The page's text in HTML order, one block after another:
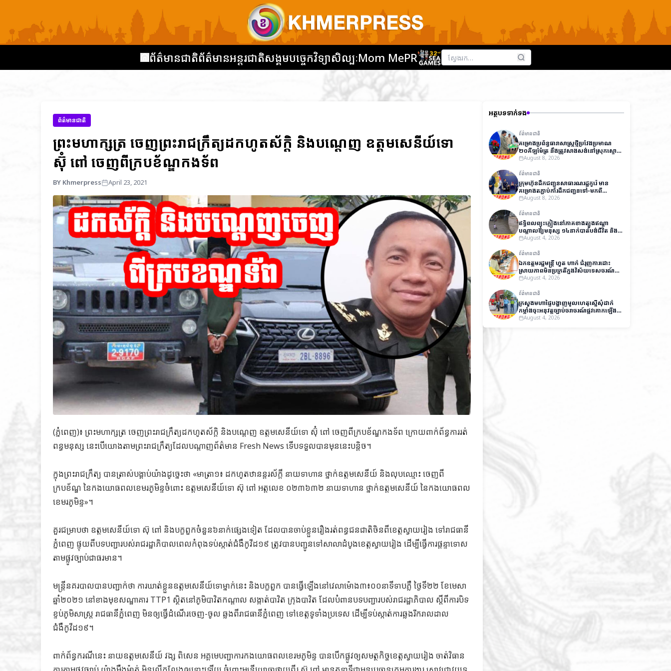
ព័ត៌មានជាតិព័ត៌មានអន្តរជាតិសង្គមបច្ចេកវិទ្យាសិល្បៈMom MePR
ព័ត៌មានជាតិ
ព្រះមហាក្សត្រ ចេញព្រះរាជក្រឹត្យដកហូតស័ក្ដិ និងបណ្ដេញ ឧត្តមសេនីយ៍ទោ
ស៊ុំ ពៅ ចេញពីក្របខ័ណ្ឌកងទ័ព
BY Khmerpress April 23, 2021
(ភ្នំពេញ)៖ ព្រះមហាក្សត្រ ចេញព្រះរាជក្រឹត្យដកហូតស័ក្ដិ និងបណ្ដេញ ឧត្តមសេនីយ៍ទោ ស៊ុំ ពៅ ចេញពីក្របខ័ណ្ឌកងទ័ព ក្រោយពាក់ព័ន្ធការរត់
ពន្ធមនុស្ស នេះបើយោងតាមព្រះរាជក្រឹត្យដែលបណ្តាញព័ត៌មាន Fresh News ទើបទទួលបានមុននេះបន្តិច។
ក្នុងព្រះរាជក្រឹត្យ បានត្រាស់បង្គាប់យ៉ាងដូច្នេះថា «មាត្រា១៖ ដកហូតឋានន្ដរស័ក្ដី នាយទាហាន ថ្នាក់ឧត្តមសេនីយ៍ និងលុបឈ្មោះ ចេញពី
ក្របខ័ណ្ឌ នៃកងយោធពលខេមរភូមិន្ទចំពោះ ឧត្តមសេនីយ៍ទោ ស៊ុ ពៅ អត្តលេខ ០២៣៦៣២ នាយទាហាន ថ្នាក់ឧត្តមសេនីយ៍ នៃកងយោធពល
ខេមរភូមិន្ទ»។
​​​​​​​​​​​​​​​​​​​​​​​​​​​​​​​​​​​​​​​​​​​​​​​​​​​​​​​​​​​​​​​​​​​​​​​​​​​​​​​​​​​​​​​​​​​​​​​​​​​​​​​​​​​​​​​​​​​​​​​​​​​​​​​​​​​​​​​​​​​​​​​​​​​​​​​​​​​​​​​​​​​​​​​​​​​​​​​​​​​​​​​​​​​​​​​​​​​​​​​​​​​​​​​​​​​​​​​​​​​​​​​​​​​​​​​​​​​​​​​​​​​​​​​​​​​​​​​​​​​​​​​​​​​​​​​​​​​​​​​​​​​​​​​​​​​​​​​​​​​​​​​​​​គួរជម្រាបថា ឧត្តមសេនីយ៍ទោ ស៊ុ ពៅ និងបក្ខពួកចំនួន៦នាក់ផ្សេងទៀត ដែលបានចាប់ខ្លួនរឿងរត់ពន្ធជនជាតិចិនពីខេត្តស្វាយរៀង ទៅរាជធានី
ភ្នំពេញ ផ្ទុយពីបទបញ្ជារបស់រាជរដ្ឋាភិបាលពេលកំពុងទប់ស្កាត់ជំងឺកូវីដ១៩ ត្រូវបានបញ្ជូនទៅសាលាដំបូងខេត្តស្វាយរៀង ដើម្បីធ្វើការផ្ដន្ទាទោស
តាមផ្លូវច្បាប់ជាធរមាន។
មន្ដ្រីនគរបាលបានបញ្ជាក់ថា ការឃាត់ខ្លួនឧត្តមសេនីយ៍ទោម្នាក់នេះ និងបក្ខពួក បានធ្វើឡើងនៅវេលាម៉ោង៣៖០០នាទីទាបភ្លឺ ថ្ងៃទី២២ ខែមេសា
ឆ្នាំ២០២១ នៅខាងមុខសណ្ឋាគារ TTP1 ស្ថិតនៅភូមិបាវិតកណ្តាល សង្កាត់បាវិត ក្រុងបាវិត ដែលបំពានបទបញ្ជារបស់រាជរដ្ឋាភិបាល ស្តីពីការបិទ
ខ្ទប់ភូមិសាស្ត្រ រាជធានីភ្នំពេញ មិនឲ្យធ្វើដំណើរចេញ-ចូល ឆ្លងពីរាជធានីភ្នំពេញ ទៅខេត្តទូទាំងប្រទេស ដើម្បីទប់ស្កាត់ការឆ្លងរីករាលដាល
ជំងឺកូវីដ១៩។
ពាក់ព័ន្ធករណីនេះ នាយឧត្តមសេនីយ៍ វង្ស ពិសេន អគ្គមេបញ្ជាការកងយោធពលខេរមភូមិន្ទ បានបើកផ្លូវឲ្យសមត្ថកិច្ចខេត្ដស្វាយរៀង ចាត់វិធាន
អត្ថបទទាក់ទង
ព័ត៌មានជាតិ
គម្រោងប្រព័ន្ធធារាសាស្ត្រថ្មីប្រវែងប្រមាណ
២០គីឡូម៉ែត្រ នឹងត្រូវសាងសង់នៅស្រុកស្ទោង
ខេត្តកំពង់ធំ ដើម្បីពង្រីកការស្រោចស្រព និង
August 8, 2026
ព័ត៌មានជាតិ
ក្រុមហ៊ុនដឹកជញ្ជូនសាធារណរដ្ឋកូរ៉េ មាន
គម្រោងតភ្ជាប់ការដឹកជញ្ជូនទៅ-មកពី
ប្រទេសកូរ៉េ​ ទៅកាន់ប្រទេសកម្ពុជា និង
August 8, 2026
ព័ត៌មានជាតិ
ឥទ្ធិពលព្យុះភ្លៀងនៅភាគខាងត្បូងឥណ្ឌា
បណ្តាលឱ្យមនុស្ស ១៤នាក់បាត់បង់ជីវិត និង
ជាង ៧,០០០នាក់ត្រូវជម្លៀសខ្លួនជាបន្ទាន់
August 4, 2026
ព័ត៌មានជាតិ
ឯកឧត្តមរដ្ឋមន្ត្រី ហួត ហាក់ ជំរុញការដោះ
ស្រាយភាពមិនប្រក្រតីក្នុងវិស័យទេសចរណ៍
ដើម្បីលើកកម្ពស់ប្រសិទ្ធភាពការងារ និងការ
August 4, 2026
ព័ត៌មានជាតិ
ក្រសួងមហាផ្ទៃបង្ហាញមូលហេតុស្នើសុំដាក់
កម្លាំងចុះអនុវត្តច្បាប់ចរាចរណ៍ផ្លូវគោកឡើង
វិញAugust 4, 2026